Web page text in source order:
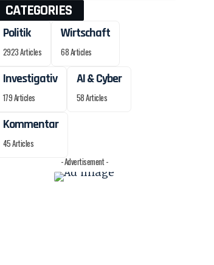
CATEGORIES
Politik
2923 Articles
Wirtschaft
68 Articles
Investigativ
179 Articles
AI & Cyber
58 Articles
Kommentar
45 Articles
- Advertisement -